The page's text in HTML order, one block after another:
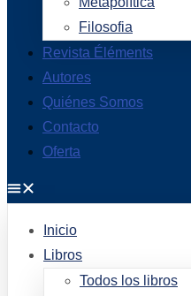
Filosofia
Revista Éléments
Autores
Quiénes Somos
Contacto
Oferta
Inicio
Libros
Todos los libros